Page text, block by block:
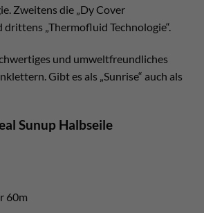
Zweitens die „Dy Cover
drittens „Thermofluid Technologie“.
und umweltfreundliches
Gibt es als „Sunrise“ auch als
Sunup Halbseile
60m